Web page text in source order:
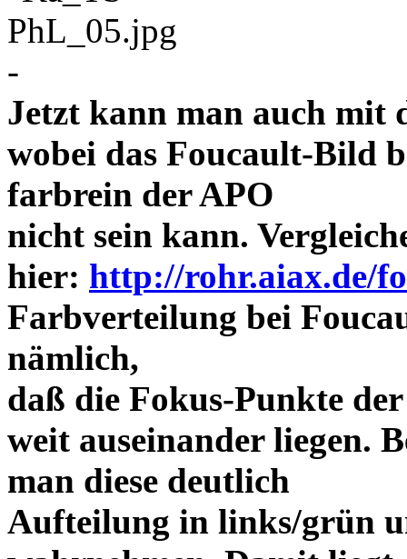
-
Jetzt kann man auch mit
wobei das Foucault-Bild
farbrein der APO
nicht sein kann.
hier: http://rohr.aiax.de/
Farbverteilung bei
nämlich,
daß die Fokus-Punkte
weit auseinander liegen.
man diese deutlich
Aufteilung in links/grün